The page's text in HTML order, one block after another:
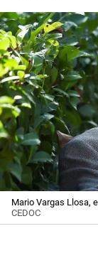
Mario Vargas Llosa,
CEDOC